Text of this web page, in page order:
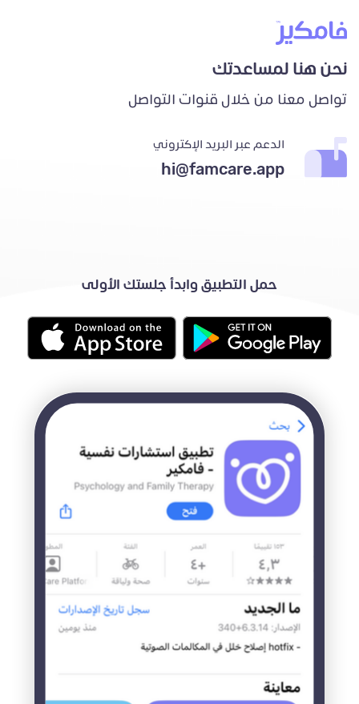
نحن هنا لمساعدتك
تواصل معنا من خلال قنوات التواصل
الدعم عبر البريد الإكتروني
hi@famcare.app
حمل التطبيق وابدأ جلستك الأولى